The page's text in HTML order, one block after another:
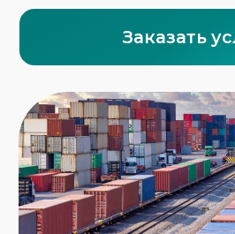
Таможенное оформление и
классификация грузов
Подача вагонов на погрузку
Организация внутриконтинентальной
контейнера